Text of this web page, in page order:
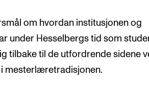
om hvordan institusjonen og
under Hesselbergs tid som
tilbake til de utfordrende sidene
mesterlæretradisjonen.